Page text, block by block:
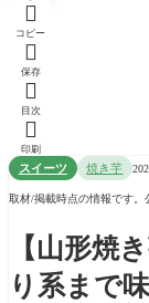

コピー

保存

目次

印刷
スイーツ 焼き芋
取材/掲載時点の情報です。
【山形焼
り系まで